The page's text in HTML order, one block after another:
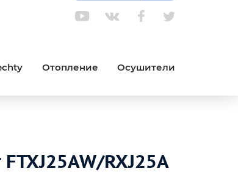
Отопление Осушители
RXJ25A